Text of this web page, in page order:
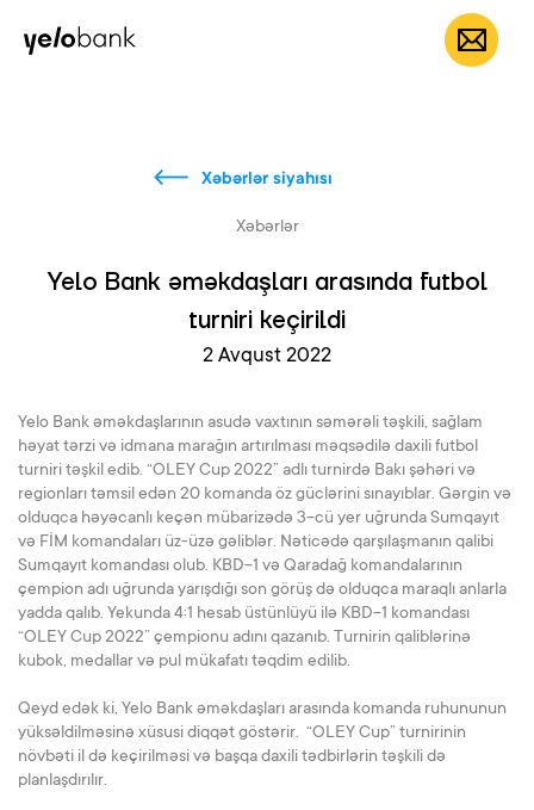
Fərdi Biznes AZ
Xəbərlər siyahısı
Xəbərlər
Yelo Bank əməkdaşları arasında futbol
turniri keçirildi
2 Avqust 2022
Yelo Bank əməkdaşlarının asudə vaxtının səmərəli təşkili, sağlam
həyat tərzi və idmana marağın artırılması məqsədilə daxili futbol
turniri təşkil edib. “OLEY Cup 2022” adlı turnirdə Bakı şəhəri və
regionları təmsil edən 20 komanda öz güclərini sınayıblar. Gərgin və
olduqca həyəcanlı keçən mübarizədə 3-cü yer uğrunda Sumqayıt
və FİM komandaları üz-üzə gəliblər. Nəticədə qarşılaşmanın qalibi
Sumqayıt komandası olub. KBD-1 və Qaradağ komandalarının
çempion adı uğrunda yarışdığı son görüş də olduqca maraqlı anlarla
yadda qalıb. Yekunda 4:1 hesab üstünlüyü ilə KBD-1 komandası
“OLEY Cup 2022” çempionu adını qazanıb. Turnirin qaliblərinə
kubok, medallar və pul mükafatı təqdim edilib.
Qeyd edək ki, Yelo Bank əməkdaşları arasında komanda ruhununun
yüksəldilməsinə xüsusi diqqət göstərir. “OLEY Cup” turnirinin
növbəti il də keçirilməsi və başqa daxili tədbirlərin təşkili də
planlaşdırılır.